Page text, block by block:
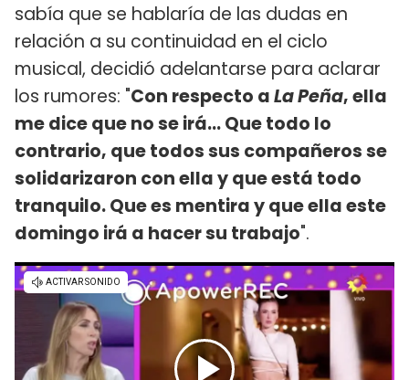
sabía que se hablaría de las dudas en
relación a su continuidad en el ciclo
musical, decidió adelantarse para aclarar
los rumores: "Con respecto aLa Peña, ella
me dice que no se irá... Que todo lo
contrario, que todos sus compañeros se
solidarizaron con ella y que está todo
tranquilo. Que es mentira y que ella este
domingo irá a hacer su trabajo".